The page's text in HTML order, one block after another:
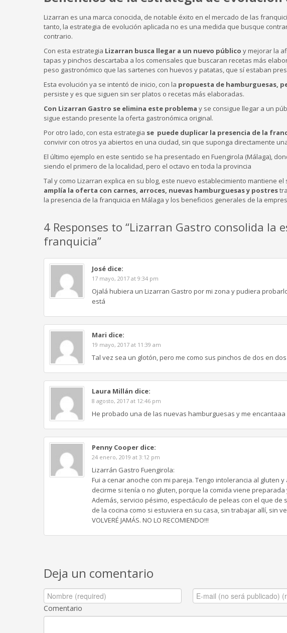
Lizarran es una marca conocida, de notable éxito en el mercado de las
tanto, la estrategia de evolución aplicada no es una medida que busque
contrario.
Con esta estrategia Lizarran busca llegar a un nuevo público y mejorar la
tapas y pinchos descartaba a los comensales que buscaran recetas más
peso gastronómico que las sartenes con huevos y patatas, que sí estaban
Esta evolución ya se intentó de inicio, con la propuesta de hamburguesas,
persiste y es que siguen sin ser platos o recetas más elaboradas.
Con Lizarran Gastro se elimina este problema y se consigue llegar a un
sigue estando presente la oferta gastronómica original.
Por otro lado, con esta estrategia se puede duplicar la presencia de la
convivir con otros ya abiertos en una ciudad, sin que suponga directamente
El último ejemplo en este sentido se ha presentado en Fuengirola (Málaga),
siendo el primero de la localidad, pero el octavo en toda la provincia
Tal y como Lizarran explica en su blog, este nuevo establecimiento mantiene
amplía la oferta con carnes, arroces, nuevas hamburguesas y postres
la presencia de la franquicia en Málaga y los beneficios generales de la
4 Responses to “Lizarran Gastro consolida la
franquicia”
José dice:
17 mayo, 2017 at 9:34 pm
Ojalá hubiera un Lizarran Gastro por mi zona y pudiera
está
Mari dice:
19 mayo, 2017 at 11:39 am
Tal vez sea un glotón, pero me como sus pinchos de dos en dos
Laura Millán dice:
8 agosto, 2017 at 12:46 pm
He probado una de las nuevas hamburguesas y me encantaaa
Penny Cooper dice:
24 enero, 2019 at 3:12 pm
Lizarrán Gastro Fuengirola:
Fui a cenar anoche con mi pareja. Tengo intolerancia al gluten
decirme si tenía o no gluten, porque la comida viene
Además, servicio pésimo, espectáculo de peleas con el que
de la cocina como si estuviera en su casa, sin trabajar allí, sin
VOLVERÉ JAMÁS. NO LO RECOMIENDO!!!
Deja un comentario
Comentario